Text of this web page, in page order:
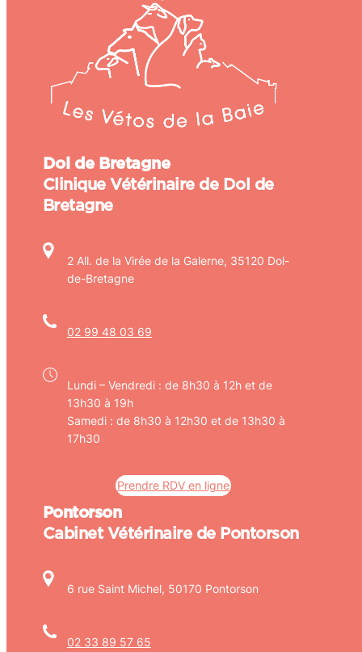
Dol de Bretagne
Clinique Vétérinaire de Dol de
Bretagne
2 All. de la Virée de la Galerne, 35120 Dol-
de-Bretagne
02 99 48 03 69
Lundi – Vendredi : de 8h30 à 12h et de
13h30 à 19h
Samedi : de 8h30 à 12h30 et de 13h30 à
17h30
Prendre RDV en ligne
Pontorson
Cabinet Vétérinaire de Pontorson
6 rue Saint Michel, 50170 Pontorson
02 33 89 57 65